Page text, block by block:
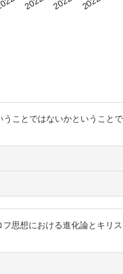
ことではないかということ
思想における進化論とキリ